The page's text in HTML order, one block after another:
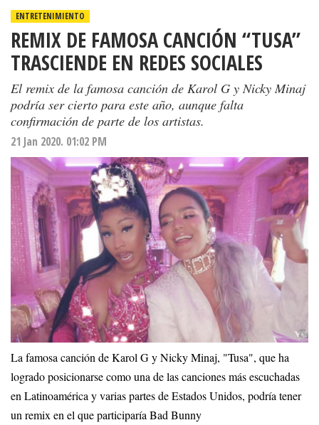
ENTRETENIMIENTO
REMIX DE FAMOSA CANCIÓN “TUSA”
TRASCIENDE EN REDES SOCIALES
El remix de la famosa canción de Karol G y Nicky Minaj
podría ser cierto para este año, aunque falta
confirmación de parte de los artistas.
21 Jan 2020. 01:02 PM
La famosa canción de Karol G y Nicky Minaj, "Tusa", que ha
logrado posicionarse como una de las canciones más escuchadas
en Latinoamérica y varias partes de Estados Unidos, podría tener
un remix en el que participaría Bad Bunny